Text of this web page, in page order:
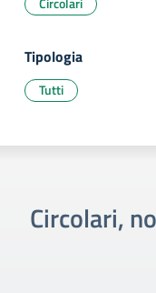
Tipologia
Tutti
Circolari,